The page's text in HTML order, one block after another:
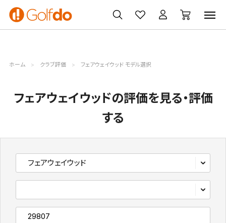
ゴルフ
クラブ
ゴルフ用品
買取
無料査定
クーポン
一覧
ホーム クラブ評価 フェアウェイウッド モデル選択
フェアウェイウッドの評価を見る・評価
する